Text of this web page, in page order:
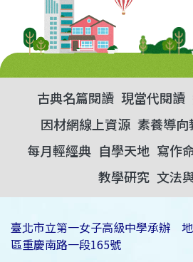
古典名篇閱讀 現當代閱讀
因材網線上資源 素養導向
每月輕經典 自學天地 寫作
教學研究 文法
臺北市立第一女子高級中學承辦
區重慶南路一段165號